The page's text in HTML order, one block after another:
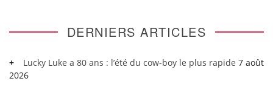
DERNIERS ARTICLES
Lucky Luke a 80 ans : l’été du cow-boy le plus rapide 7 août
2026